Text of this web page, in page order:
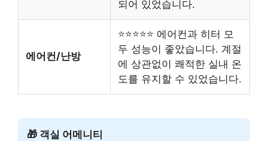
되어 있었습니다.
에어컨/난방
⭐⭐⭐⭐⭐ 에어컨과 히터 모
두 성능이 좋았습니다. 계절
에 상관없이 쾌적한 실내 온
도를 유지할 수 있었습니다.
🎁 객실 어메니티